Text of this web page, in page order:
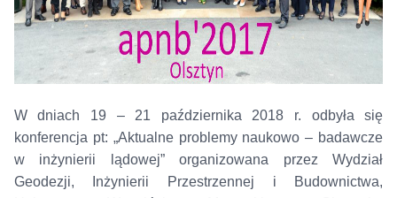
W dniach 19 – 21 października 2018 r. odbyła się
konferencja pt: „Aktualne problemy naukowo – badawcze
w inżynierii lądowej” organizowana przez Wydział
Geodezji, Inżynierii Przestrzennej i Budownictwa,